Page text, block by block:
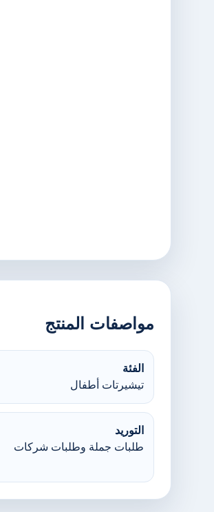
مواصفات المنتج
الفئة
تيشيرتات أطفال
التوريد
طلبات جملة وطلبات شركات